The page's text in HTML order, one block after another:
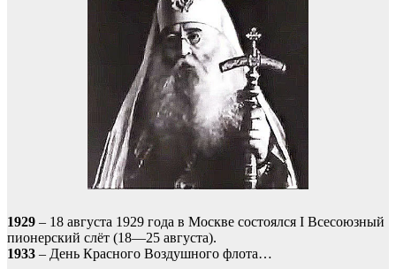
1929 – 18 августа 1929 года в Москве состоялся I Всесоюзный
пионерский слёт (18—25 августа).
1933 – День Красного Воздушного флота…